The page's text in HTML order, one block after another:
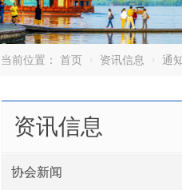
当前位置： 首页 资讯信息 通
资讯信息
协会新闻